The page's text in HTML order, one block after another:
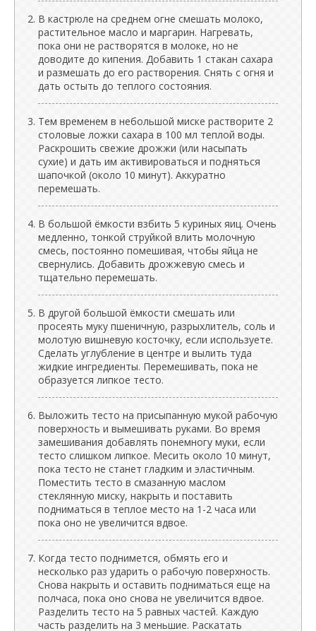
В кастрюле на среднем огне смешать молоко,
растительное масло и маргарин. Нагревать,
пока они не растворятся в молоке, но не
доводите до кипения. Добавить 1 стакан сахара
и размешать до его растворения. Снять с огня и
дать остыть до теплого состояния.
Тем временем в небольшой миске растворите 2
столовые ложки сахара в 100 мл теплой воды.
Раскрошить свежие дрожжи (или насыпать
сухие) и дать им активироваться и подняться
шапочкой (около 10 минут). Аккуратно
перемешать.
В большой ёмкости взбить 5 куриных яиц. Очень
медленно, тонкой струйкой влить молочную
смесь, постоянно помешивая, чтобы яйца не
свернулись. Добавить дрожжевую смесь и
тщательно перемешать.
В другой большой ёмкости смешать или
просеять муку пшеничную, разрыхлитель, соль и
молотую вишневую косточку, если используете.
Сделать углубление в центре и вылить туда
жидкие ингредиенты. Перемешивать, пока не
образуется липкое тесто.
Выложить тесто на присыпанную мукой рабочую
поверхность и вымешивать руками. Во время
замешивания добавлять понемногу муки, если
тесто слишком липкое. Месить около 10 минут,
пока тесто не станет гладким и эластичным.
Поместить тесто в смазанную маслом
стеклянную миску, накрыть и поставить
подниматься в теплое место на 1-2 часа или
пока оно не увеличится вдвое.
Когда тесто поднимется, обмять его и
несколько раз ударить о рабочую поверхность.
Снова накрыть и оставить подниматься еще на
полчаса, пока оно снова не увеличится вдвое.
Разделить тесто на 5 равных частей. Каждую
часть разделить на 3 меньшие. Раскатать